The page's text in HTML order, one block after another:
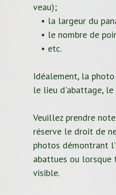
veau);
• la largeur du
• le nombre de
• etc.
Idéalement, la
le lieu d'abattage, le
Veuillez prendre
réserve le droit de
photos démontrant
abattues ou lorsque
visible.